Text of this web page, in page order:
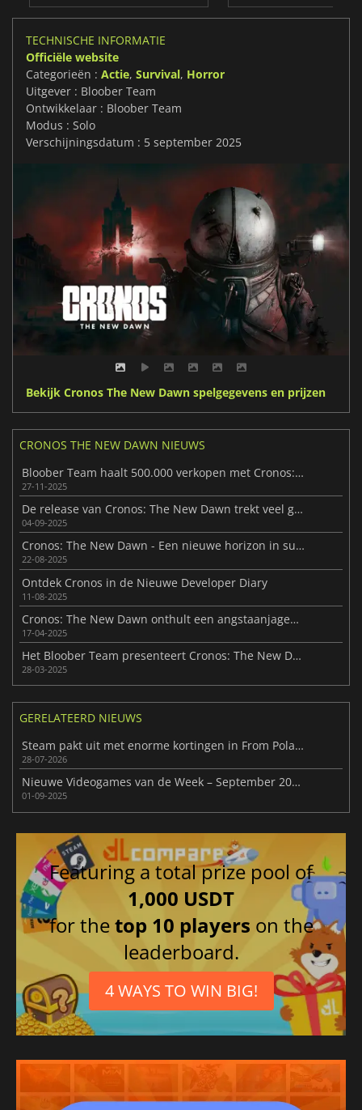
TECHNISCHE INFORMATIE
Officiële website
Categorieën : Actie, Survival, Horror
Uitgever : Bloober Team
Ontwikkelaar : Bloober Team
Modus : Solo
Verschijningsdatum : 5 september 2025
Bekijk Cronos The New Dawn spelgegevens en prijzen
CRONOS THE NEW DAWN NIEUWS
Bloober Team haalt 500.000 verkopen met Cronos: The New Dawn
27-11-2025
De release van Cronos: The New Dawn trekt veel gamers over de streep
04-09-2025
Cronos: The New Dawn - Een nieuwe horizon in survival horror
22-08-2025
Ontdek Cronos in de Nieuwe Developer Diary
11-08-2025
Cronos: The New Dawn onthult een angstaanjagende gameplaytrailer
17-04-2025
Het Bloober Team presenteert Cronos: The New Dawn
28-03-2025
GERELATEERD NIEUWS
Steam pakt uit met enorme kortingen in From Poland With Love
28-07-2026
Nieuwe Videogames van de Week – September 2025 (Week 36)
01-09-2025
Featuring a total prize pool of
1,000 USDT
for thetop 10 players on the
leaderboard.
4 WAYS TO WIN BIG!